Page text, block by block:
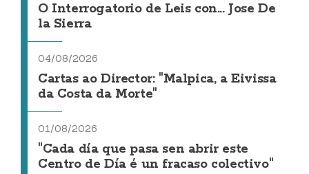
O Interrogatorio de Leis con... Jose De
la Sierra
04/08/2026
Cartas ao Director: "Malpica, a Eivissa
da Costa da Morte"
01/08/2026
"Cada día que pasa sen abrir este
Centro de Día é un fracaso colectivo"